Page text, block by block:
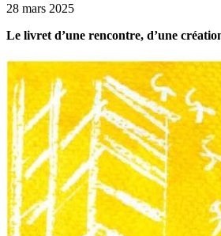
28 mars 2025
Le livret d’une rencontre, d’une